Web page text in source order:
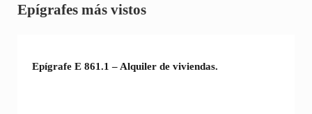
Sidebar
Epígrafes más vistos
Epígrafe E 861.1 – Alquiler de viviendas.